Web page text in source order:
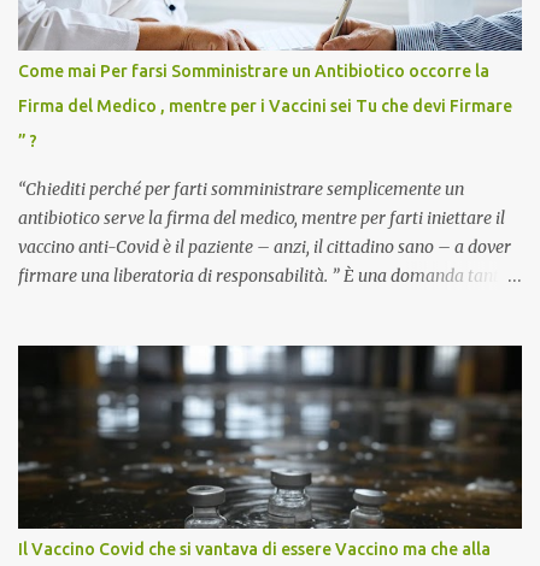
Come mai Per farsi Somministrare un Antibiotico occorre la
Firma del Medico , mentre per i Vaccini sei Tu che devi Firmare
” ?
“Chiediti perché per farti somministrare semplicemente un
antibiotico serve la firma del medico, mentre per farti iniettare il
vaccino anti-Covid è il paziente – anzi, il cittadino sano – a dover
firmare una liberatoria di responsabilità. ” È una domanda tanto
pandemia. Un interrogativo che dovrebbe scuotere chiunque abbia
ancora il coraggio di pensare con la propria testa. Per il vaccino
anti-Covid, un pro-farmaco, con autorizzazione condizionata,
sviluppato in tempi record, con tecnologie mai utilizzate prima su
larga scala, ancora oggetto di studio e di discussione
internazionale serve solo una firma. La tua. Lo si somministra
anche a persone sane, giovani, senza fattori di rischio, spesso già
Il Vaccino Covid che si vantava di essere Vaccino ma che alla